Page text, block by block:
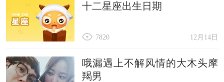
十二星座出生日期
12月14日
7820
哦漏遇上不解风情的大木头摩
羯男